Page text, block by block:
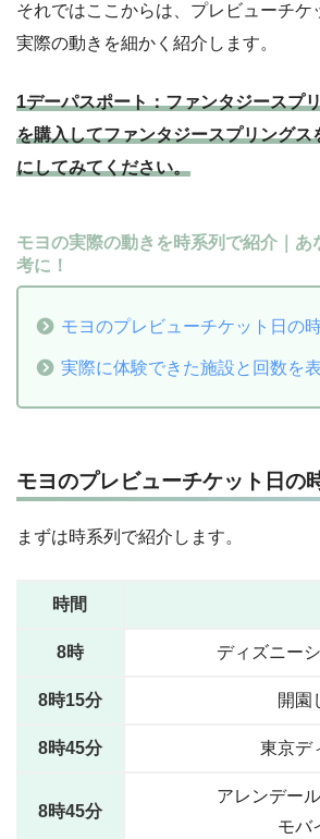
それではここからは、プレビューチケ
実際の動きを細かく紹介します。
1デーパスポート：ファンタジースプ
を購入してファンタジースプリングス
にしてみてください。
モヨの実際の動きを時系列で紹介｜あ
考に！
モヨのプレビューチケット日の
実際に体験できた施設と回数を
モヨのプレビューチケット日の
まずは時系列で紹介します。
時間
8時 ディズニー
8時15分 開園
8時45分 東京デ
8時45分
アレンデー
モバ